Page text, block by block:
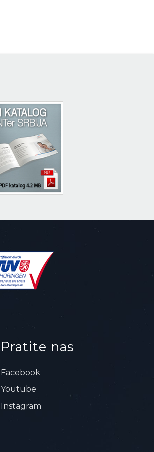
Pratite nas
Facebook
Youtube
Instagram